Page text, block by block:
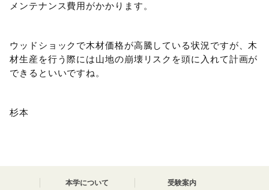
メンテナンス費用がかかります。
ウッドショックで木材価格が高騰している状況ですが、木
材生産を行う際には山地の崩壊リスクを頭に入れて計画が
できるといいですね。
杉本
本学について 受験案内